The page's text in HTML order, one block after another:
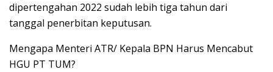
dipertengahan 2022 sudah lebih tiga tahun dari
tanggal penerbitan keputusan.
Mengapa Menteri ATR/ Kepala BPN Harus Mencabut
HGU PT TUM?